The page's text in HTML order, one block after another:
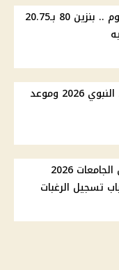
أسعار الوقود في مصر اليوم .. بنزين 80 بـ20.75
موقف ترحيل إجازة المولد النبوي 2026 وموعد
موعد ظهور نتيجة تنسيق الجامعات 2026
تسجيل الرغبات